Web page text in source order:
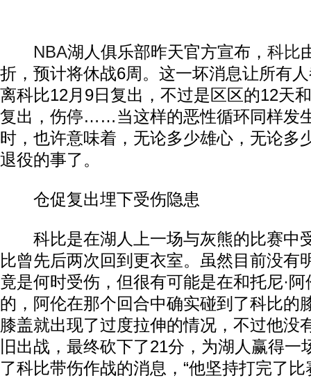
NBA湖人俱乐部昨天官方宣布， 科比
折，预计将休战6周。这一坏消息让所有
离科比12月9日复出，不过是区区的12天
复出，伤停……当这样的恶性循环同样发
时，也许意味着，无论多少雄心，无论多
退役的事了。
仓促复出埋下受伤隐患
科比是在湖人上一场与灰熊的比赛中
比曾先后两次回到更衣室。虽然目前没有
竟是何时受伤，但很有可能是在和托尼·
的，阿伦在那个回合中确实碰到了科比的
膝盖就出现了过度拉伸的情况，不过他没
旧出战，最终砍下了21分，为湖人赢得一
了科比带伤作战的消息，“他坚持打完了